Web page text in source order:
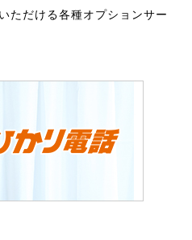
ただける各種オプションサー